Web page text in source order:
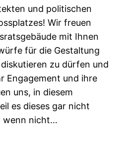
und politischen
Wir freuen
mit Ihnen
für die Gestaltung
zu dürfen und
Engagement und ihre
uns, in diesem
es dieses gar nicht
wenn nicht…